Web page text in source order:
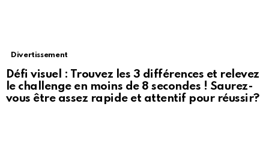
Divertissement
Défi visuel : Trouvez les 3 différences et relevez
le challenge en moins de 8 secondes ! Saurez-
vous être assez rapide et attentif pour réussir?